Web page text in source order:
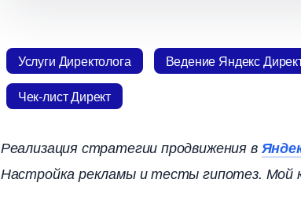
Услуги Директолога едение Яндекс
Чек-лист Директ
Реализация стратегии продвижения
Настройка рекламы и тесты гипотез. Мой